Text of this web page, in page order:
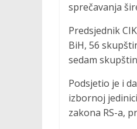
sprečavanja
Predsjednik
BiH, 56
sedam
Podsjetio je i
izbornoj
zakona RS-a,